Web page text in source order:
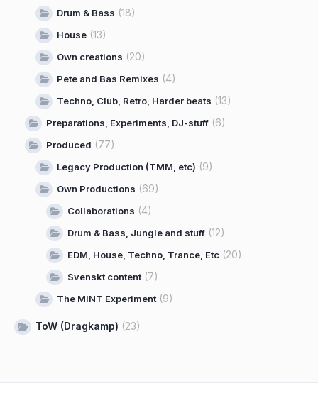
Drum & Bass (18)
House (13)
Own creations (20)
Pete and Bas Remixes (4)
Techno, Club, Retro, Harder beats (13)
Preparations, Experiments, DJ-stuff (6)
Produced (77)
Legacy Production (TMM, etc) (9)
Own Productions (69)
Collaborations (4)
Drum & Bass, Jungle and stuff (12)
EDM, House, Techno, Trance, Etc (20)
Svenskt content (7)
The MINT Experiment (9)
ToW (Dragkamp) (23)